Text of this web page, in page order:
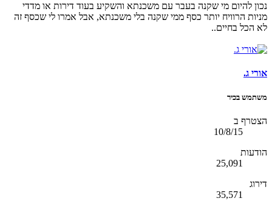
נכון להיום מי שקנה בעבר עם משכנתא והשקיע בעוד דירות או מדדי
מניות הרוויח יותר כסף ממי שקנה בלי משכנתא, אבל אמרו לי שכסף זה
לא הכל בחיים..
אורי ג.
משתמש בכיר
הצטרף ב
10/8/15
הודעות
25,091
דירוג
35,571